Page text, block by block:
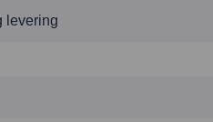
levering